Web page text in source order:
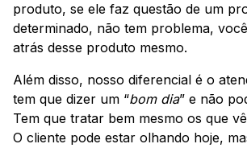
produto, se ele faz questão de um
determinado, não tem problema,
atrás desse produto mesmo.
Além disso, nosso diferencial é o
tem que dizer um “bom dia” e não
Tem que tratar bem mesmo os que
O cliente pode estar olhando hoje,